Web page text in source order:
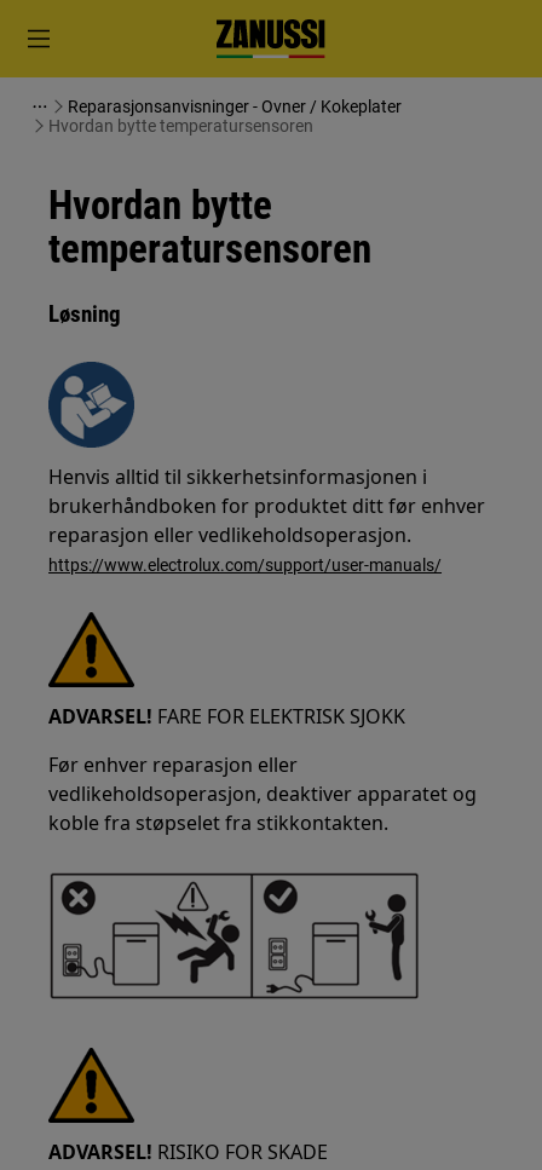
Reparasjonsanvisninger - Ovner / Kokeplater
Hvordan bytte temperatursensoren
Hvordan bytte
temperatursensoren
Løsning
Henvis alltid til sikkerhetsinformasjonen i
brukerhåndboken for produktet ditt før enhver
reparasjon eller vedlikeholdsoperasjon.
https://www.electrolux.com/support/user-manuals/
ADVARSEL! FARE FOR ELEKTRISK SJOKK
Før enhver reparasjon eller
vedlikeholdsoperasjon, deaktiver apparatet og
koble fra støpselet fra stikkontakten.
ADVARSEL! RISIKO FOR SKADE